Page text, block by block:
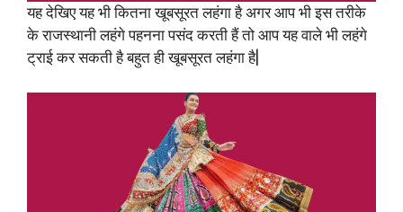
यह देखिए यह भी कितना खूबसूरत लहंगा है अगर आप भी इस तरीके
के राजस्थानी लहंगे पहनना पसंद करती हैं तो आप यह वाले भी लहंगे
ट्राई कर सकती है बहुत ही खूबसूरत लहंगा है|